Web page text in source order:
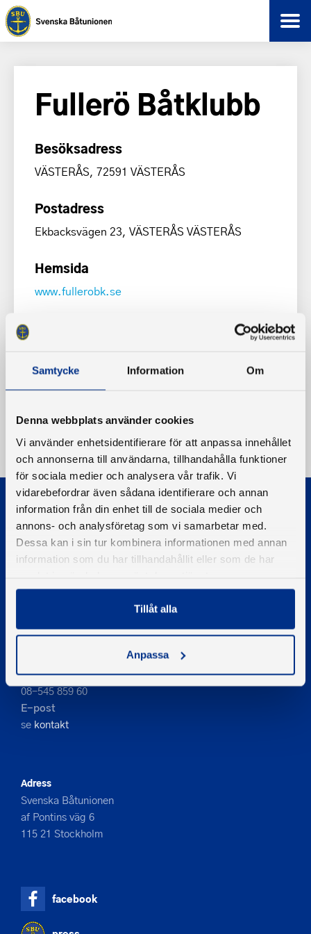
Samtycke Information Om
Denna webbplats använder cookies
Vi använder enhetsidentifierare för att anpassa innehållet
och annonserna till användarna, tillhandahålla funktioner
för sociala medier och analysera vår trafik. Vi
vidarebefordrar även sådana identifierare och annan
information från din enhet till de sociala medier och
annons- och analysföretag som vi samarbetar med.
Dessa kan i sin tur kombinera informationen med annan
information som du har tillhandahållit eller som de har
Tillåt alla
Anpassa
Fullerö Båtklubb
Besöksadress
VÄSTERÅS, 72591 VÄSTERÅS
Postadress
Ekbacksvägen 23, VÄSTERÅS VÄSTERÅS
Hemsida
www.fullerobk.se
Information om cookies
Telefon
08-545 859 60
E-post
se kontakt
Adress
Svenska Båtunionen
af Pontins väg 6
115 21 Stockholm
facebook